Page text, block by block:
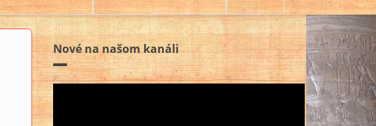
Nové na našom kanáli